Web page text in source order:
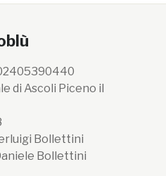
02405390440
di Ascoli Piceno il
Bollettini
Bollettini